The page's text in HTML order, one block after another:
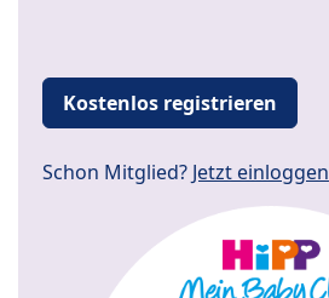
Kostenlos registrieren
Schon Mitglied? Jetzt einloggen